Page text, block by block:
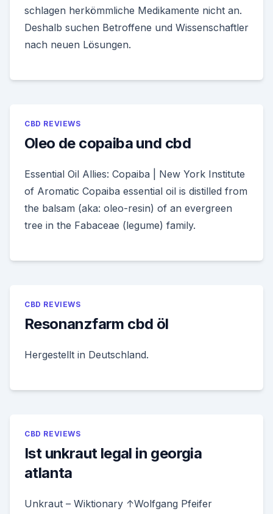
schlagen herkömmliche Medikamente nicht an.
Deshalb suchen Betroffene und Wissenschaftler
nach neuen Lösungen.
CBD REVIEWS
Oleo de copaiba und cbd
Essential Oil Allies: Copaiba | New York Institute
of Aromatic Copaiba essential oil is distilled from
the balsam (aka: oleo-resin) of an evergreen
tree in the Fabaceae (legume) family.
CBD REVIEWS
Resonanzfarm cbd öl
Hergestellt in Deutschland.
CBD REVIEWS
Ist unkraut legal in georgia
atlanta
Unkraut – Wiktionary ↑Wolfgang Pfeifer